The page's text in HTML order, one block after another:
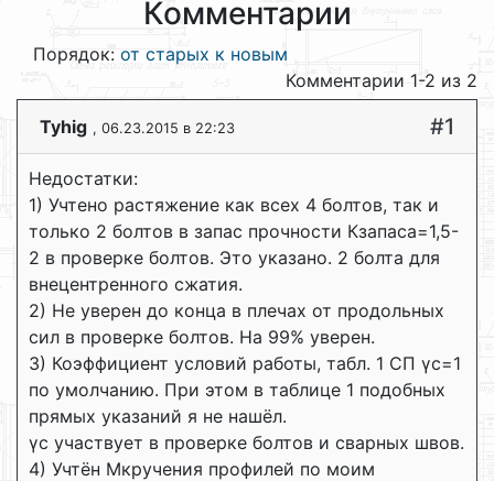
Комментарии
Порядок: от старых к новым
Комментарии 1-2 из 2
Tyhig , 06.23.2015 в 22:23 #1
Недостатки:
1) Учтено растяжение как всех 4 болтов, так и
только 2 болтов в запас прочности Кзапаса=1,5-
2 в проверке болтов. Это указано. 2 болта для
внецентренного сжатия.
2) Не уверен до конца в плечах от продольных
сил в проверке болтов. На 99% уверен.
3) Коэффициент условий работы, табл. 1 СП γc=1
по умолчанию. При этом в таблице 1 подобных
прямых указаний я не нашёл.
γc участвует в проверке болтов и сварных швов.
4) Учтён Мкручения профилей по моим